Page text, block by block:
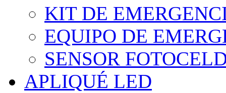
KIT DE
EQUIPO DE
SENSOR
APLIQUÉ LED